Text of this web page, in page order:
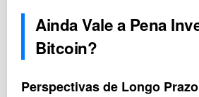
Ainda Vale a Pena
Bitcoin?
Perspectivas de Longo Prazo